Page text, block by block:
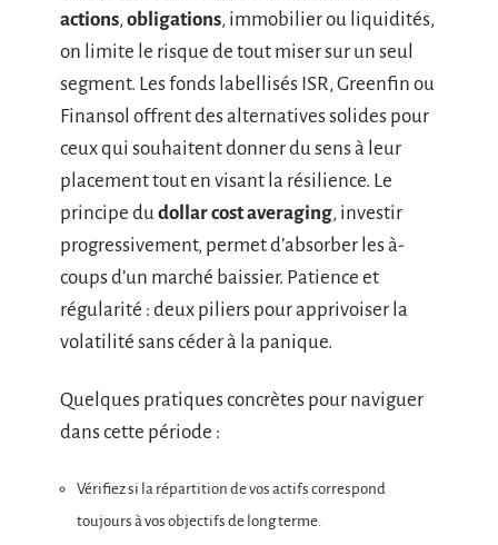
actions,obligations, immobilier ou liquidités,
on limite le risque de tout miser sur un seul
segment. Les fonds labellisés ISR, Greenfin ou
Finansol offrent des alternatives solides pour
ceux qui souhaitent donner du sens à leur
placement tout en visant la résilience. Le
principe dudollar cost averaging, investir
progressivement, permet d’absorber les à-
coups d’un marché baissier. Patience et
régularité : deux piliers pour apprivoiser la
volatilité sans céder à la panique.
Quelques pratiques concrètes pour naviguer
dans cette période :
Vérifiez si la répartition de vos actifs correspond
toujours à vos objectifs de long terme.